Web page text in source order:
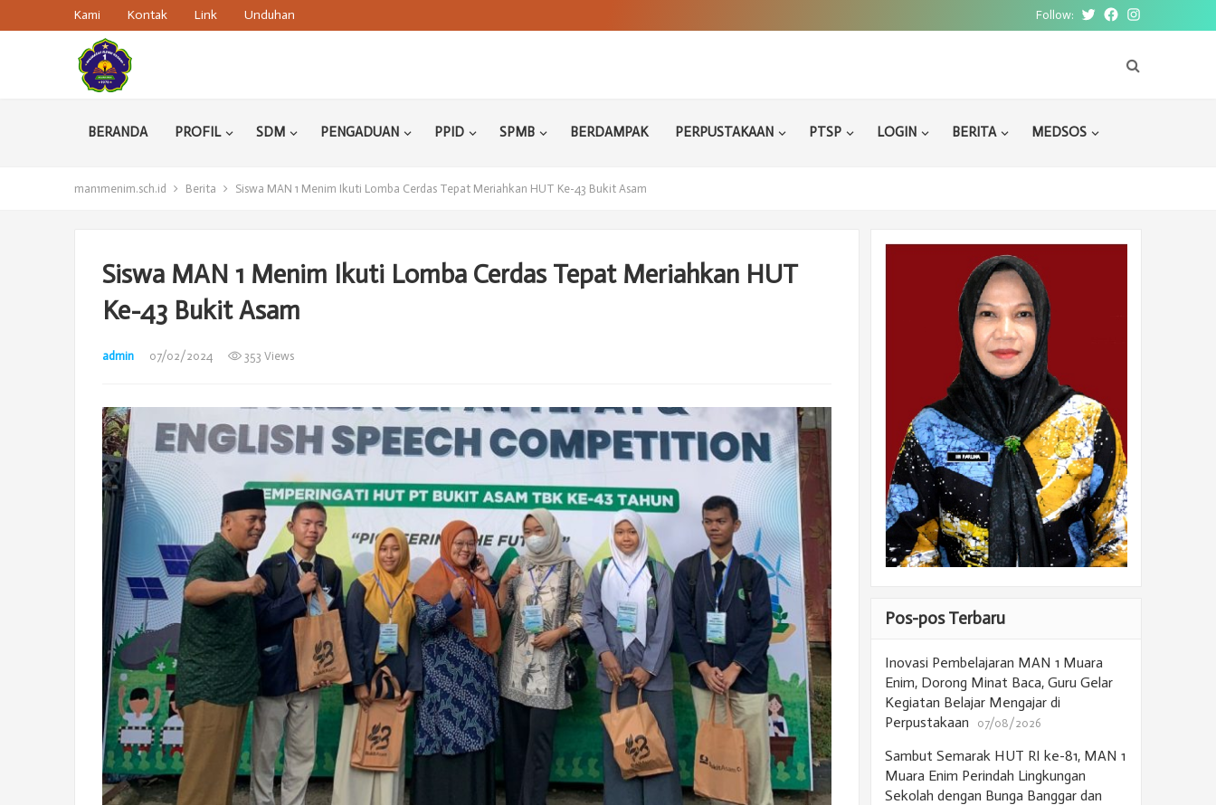
Kami Kontak Link Unduhan Follow: TwitterFacebookInstagram
BERANDA PROFIL SDM PENGADUAN PPID SPMB BERDAMPAK PERPUSTAKAAN PTSP LOGIN BERITA MEDSOS
man1menim.sch.id Berita Siswa MAN 1 Menim Ikuti Lomba Cerdas Tepat Meriahkan HUT Ke-43 Bukit Asam
Siswa MAN 1 Menim Ikuti Lomba Cerdas Tepat Meriahkan HUT
Ke-43 Bukit Asam
admin 07/02/2024 353 Views
Pos-pos Terbaru
Inovasi Pembelajaran MAN 1 Muara
Enim, Dorong Minat Baca, Guru Gelar
Kegiatan Belajar Mengajar di
Perpustakaan
07/08/2026
Sambut Semarak HUT RI ke-81, MAN 1
Muara Enim Perindah Lingkungan
Sekolah dengan Bunga Banggar dan